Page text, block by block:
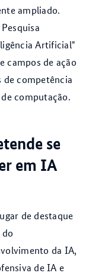
ampliado.
Artificial"
campos de ação
de competência
computação.
se
em IA
de destaque
da IA,
de IA e